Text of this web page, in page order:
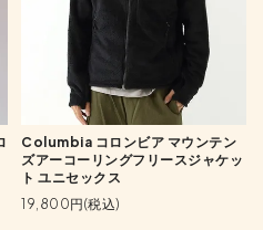
Columbia コロンビア マウンテン
ズアーコーリングフリースジャケッ
ト ユニセックス
19,800円(税込)